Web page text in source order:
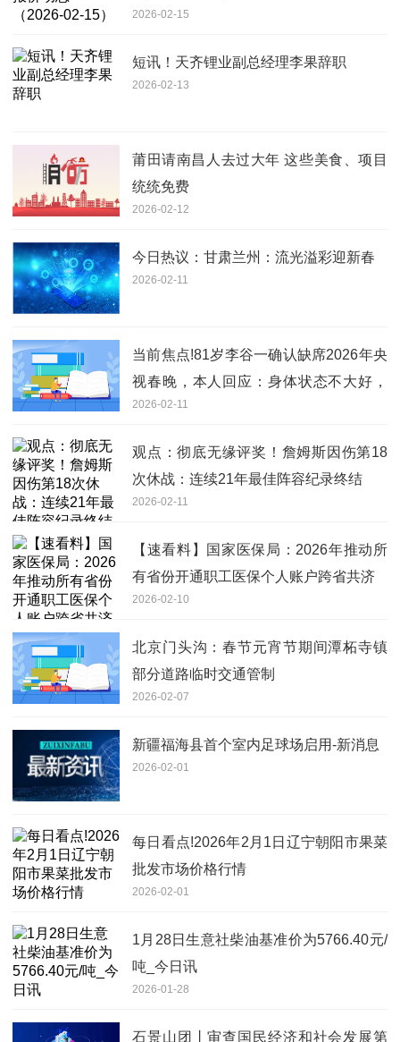
2026-02-15
短讯！天齐锂业副总经理李果辞职
2026-02-13
莆田请南昌人去过大年 这些美食、项目
统统免费
2026-02-12
今日热议：甘肃兰州：流光溢彩迎新春
2026-02-11
当前焦点!81岁李谷一确认缺席2026年央
视春晚，本人回应：身体状态不大好，
实在无法登台
2026-02-11
观点：彻底无缘评奖！詹姆斯因伤第18
次休战：连续21年最佳阵容纪录终结
2026-02-11
【速看料】国家医保局：2026年推动所
有省份开通职工医保个人账户跨省共济
2026-02-10
北京门头沟：春节元宵节期间潭柘寺镇
部分道路临时交通管制
2026-02-07
新疆福海县首个室内足球场启用-新消息
2026-02-01
每日看点!2026年2月1日辽宁朝阳市果菜
批发市场价格行情
2026-02-01
1月28日生意社柴油基准价为5766.40元/
吨_今日讯
2026-01-28
石景山团丨审查国民经济和社会发展第